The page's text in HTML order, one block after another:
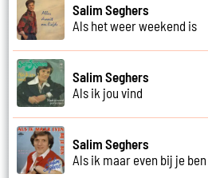
Salim Seghers
Als het weer weekend is
Salim Seghers
Als ik jou vind
Salim Seghers
Als ik maar even bij je ben